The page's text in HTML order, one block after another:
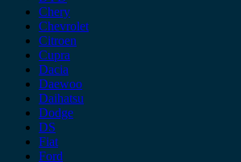
Chery
Chevrolet
Citroen
Cupra
Dacia
Daewoo
Daihatsu
Dodge
DS
Fiat
Ford